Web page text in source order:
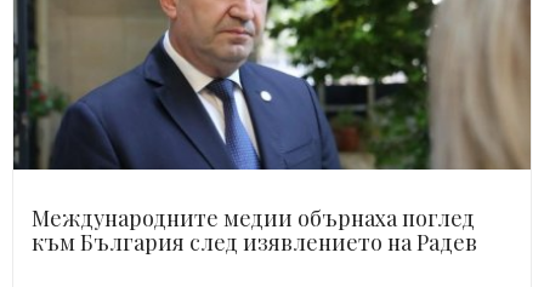
Международните медии обърнаха поглед
към България след изявлението на Радев